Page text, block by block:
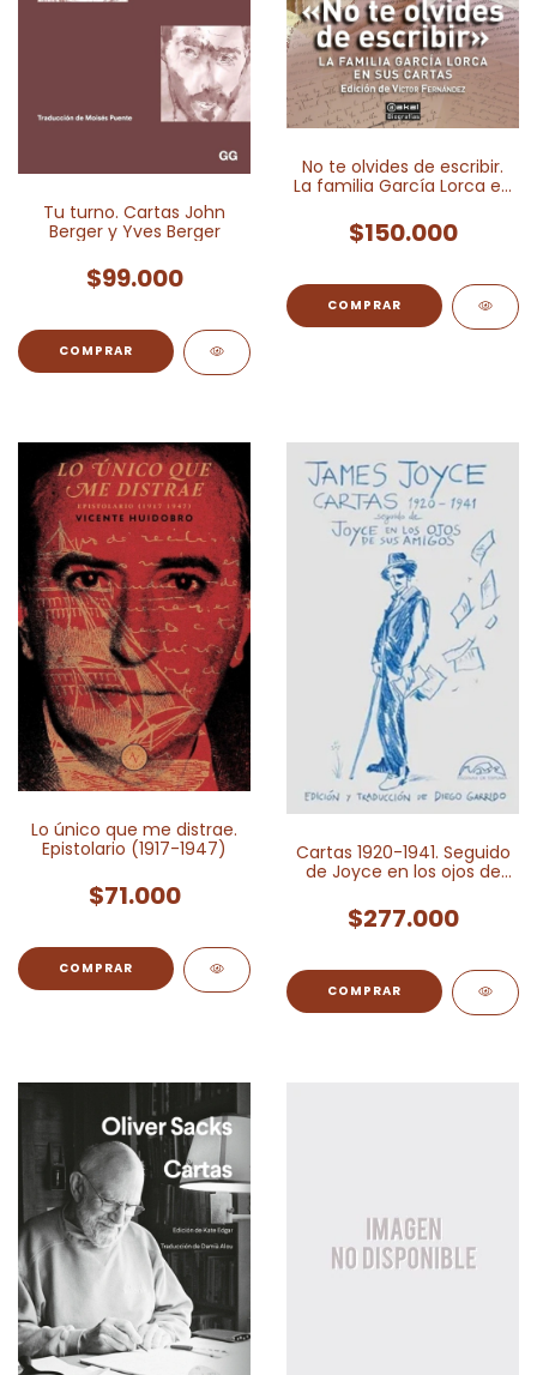
Tu turno. Cartas John
Berger y Yves Berger
$99.000
No te olvides de escribir.
La familia García Lorca en
$150.000
Lo único que me distrae.
Epistolario (1917-1947)
$71.000
Cartas 1920-1941. Seguido
de Joyce en los ojos de
$277.000